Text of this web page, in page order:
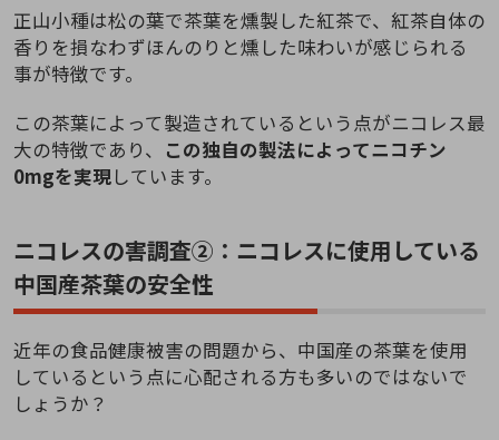
正山小種は松の葉で茶葉を燻製した紅茶で、紅茶自体の
香りを損なわずほんのりと燻した味わいが感じられる
事が特徴です。
この茶葉によって製造されているという点がニコレス最
大の特徴であり、
この独自の製法によってニコチン
0mgを実現しています。
ニコレスの害調査②：ニコレスに使用している
中国産茶葉の安全性
近年の食品健康被害の問題から、中国産の茶葉を使用
しているという点に心配される方も多いのではないで
しょうか？